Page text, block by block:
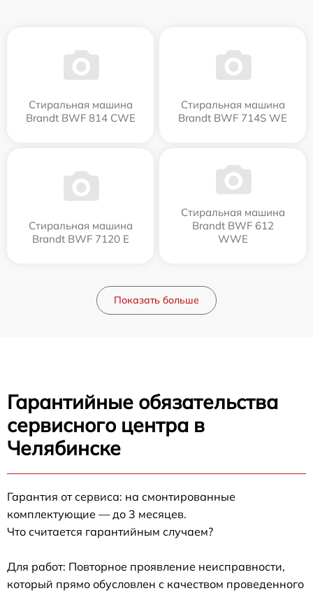
Стиральная машина
Brandt BWF 814 CWE
Стиральная машина
Brandt BWF 714S WE
Стиральная машина
Brandt BWF 7120 E
Стиральная машина
Brandt BWF 612
WWE
Показать больше
Гарантийные обязательства
сервисного центра в
Челябинске
Гарантия от сервиса: на смонтированные
комплектующие — до 3 месяцев.
Что считается гарантийным случаем?
Для работ: Повторное проявление неисправности,
который прямо обусловлен с качеством проведенного